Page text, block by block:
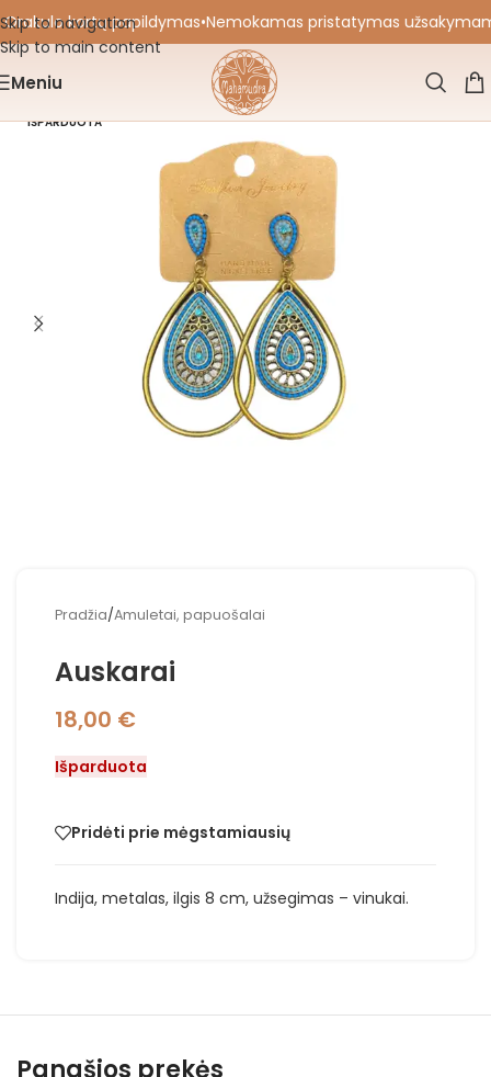
Skip to navigation
Skip to main content
kortų papildymas•Nemokamas pristatymas
Meniu
IŠPARDUOTA
Pradžia/Amuletai, papuošalai
Auskarai
18,00 €
Išparduota
Pridėti prie mėgstamiausių
Indija, metalas, ilgis 8 cm, užsegimas – vinukai.
Panašios prekės